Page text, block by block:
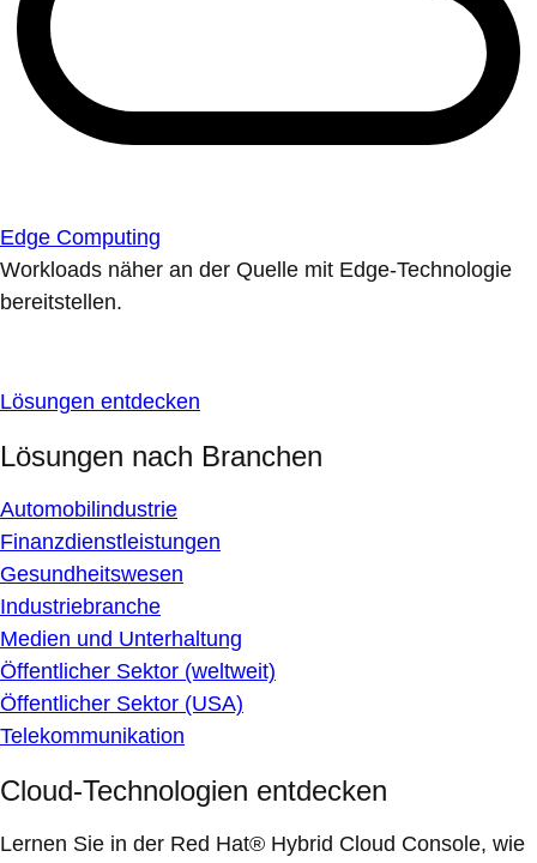
Edge Computing
Workloads näher an der Quelle mit Edge-Technologie
bereitstellen.
Lösungen entdecken
Lösungen nach Branchen
Automobilindustrie
Finanzdienstleistungen
Gesundheitswesen
Industriebranche
Medien und Unterhaltung
Öffentlicher Sektor (weltweit)
Öffentlicher Sektor (USA)
Telekommunikation
Cloud-Technologien entdecken
Lernen Sie in der Red Hat® Hybrid Cloud Console, wie